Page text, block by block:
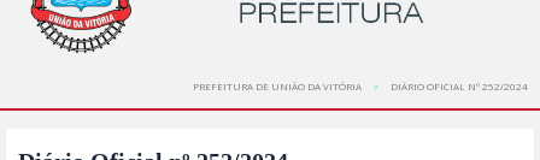
PREFEITURA DE UNIÃO DA VITÓRIA DIÁRIO OFICIAL Nº 252/2024